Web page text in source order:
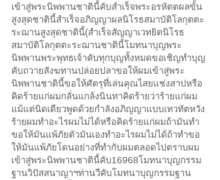
เข้าสู่พระนิพพานชาตินี้คับสำเร็จพระอรหัตตผลขั้น
สูงสุดชาตินี้สำเร็จอภิญญาผลนิโรธสมาบัติโลกุตตะ
ระฌานสูงสุดชาตินี้(สำเร็จสัญญาเวทยิตนิโรธ
สมาบัติโลกุตตะระฌานชาตินี้โมทนาบุญพระ
นิพพานพระพุทธเจ้าคับทุกบุญทั้งหมดขอเชิญทำบุญ
คับถวายสังฆทานปล่อยปลาขอให้ผมเข้าสู่พระ
นิพพานชาตินี้ขอให้ศัตรุที่เล่นคุณไสยแช่งสาปหรือ
คิดร้ายแก่ผมกลั่นแกล้งนินทาคิดร้ายว่าร้ายแก่ผม
แม้แต่นิดเดียวพูดด้วยกำลังอภิญญาแบบเทวทัตหวัง
ร้ายผมทำอะไรผมไม่ได้หรือคิดร้ายแก่ผมถ้ามันทำ
ขอให้มันแพ้ภัยตัวมันเองทำอะไรผมไม่ได้ถ้าทำขอ
ให้มันแพ้ภัยโดนอย่างที่ทำกับผมตลอดไปตราบผม
เข้าสู่พระนิพพานชาตินี้คับ16968โมทนาบุญกรรม
ฐานวิปัสสนาญาฯท่านวีคับโมทนาบุญกรรมฐาน